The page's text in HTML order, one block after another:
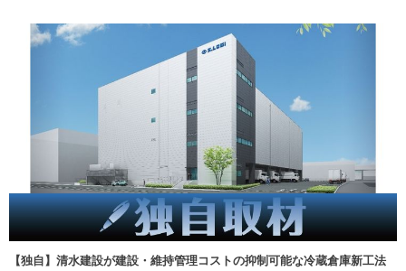
【独自】清水建設が建設・維持管理コストの抑制可能な冷蔵倉庫新工法